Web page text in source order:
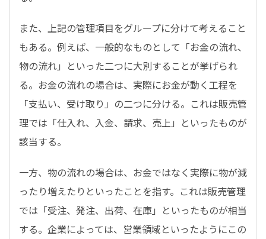
また、上記の管理項目をグループに分けて考えること
もある。例えば、一般的なものとして「お金の流れ、
物の流れ」といった二つに大別することが挙げられ
る。お金の流れの場合は、実際にお金が動く工程を
「支払い、受け取り」の二つに分ける。これは販売管
理では「仕入れ、入金、請求、売上」といったものが
該当する。
一方、物の流れの場合は、お金ではなく実際に物が減
ったり増えたりといったことを指す。これは販売管理
では「受注、発注、出荷、在庫」といったものが相当
する。企業によっては、営業領域といったようにこの